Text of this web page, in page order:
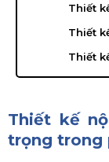
Thiết
Thiết
Thiết
Thiết kế
trọng trong